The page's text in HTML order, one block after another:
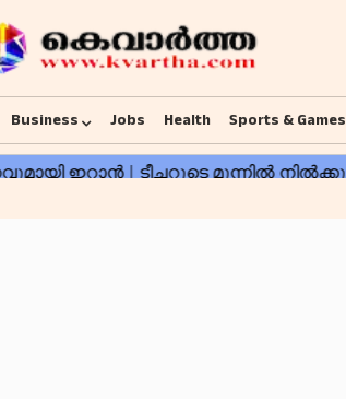
Business Jobs Health Sports & Games